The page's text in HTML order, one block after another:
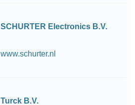
SCHURTER Electronics B.V.
www.schurter.nl
Turck B.V.